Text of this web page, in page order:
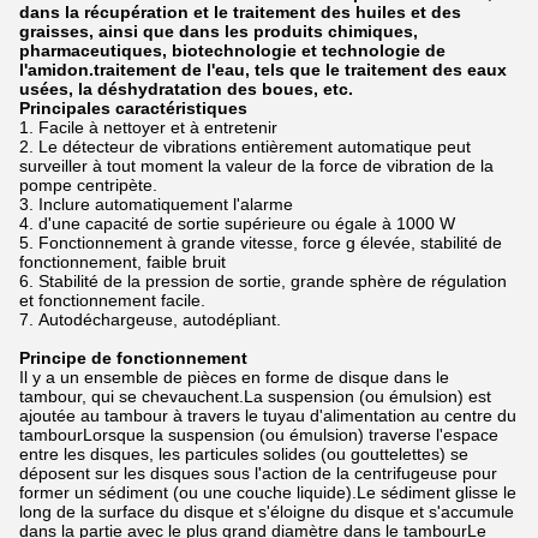
dans la récupération et le traitement des huiles et des
graisses, ainsi que dans les produits chimiques,
pharmaceutiques, biotechnologie et technologie de
l'amidon.traitement de l'eau, tels que le traitement des eaux
usées, la déshydratation des boues, etc.
Principales caractéristiques
Facile à nettoyer et à entretenir
Le détecteur de vibrations entièrement automatique peut
surveiller à tout moment la valeur de la force de vibration de la
pompe centripète.
Inclure automatiquement l'alarme
d'une capacité de sortie supérieure ou égale à 1000 W
Fonctionnement à grande vitesse, force g élevée, stabilité de
fonctionnement, faible bruit
Stabilité de la pression de sortie, grande sphère de régulation
et fonctionnement facile.
Autodéchargeuse, autodépliant.
Principe de fonctionnement
Il y a un ensemble de pièces en forme de disque dans le
tambour, qui se chevauchent.La suspension (ou émulsion) est
ajoutée au tambour à travers le tuyau d'alimentation au centre du
tambourLorsque la suspension (ou émulsion) traverse l'espace
entre les disques, les particules solides (ou gouttelettes) se
déposent sur les disques sous l'action de la centrifugeuse pour
former un sédiment (ou une couche liquide).Le sédiment glisse le
long de la surface du disque et s'éloigne du disque et s'accumule
dans la partie avec le plus grand diamètre dans le tambourLe